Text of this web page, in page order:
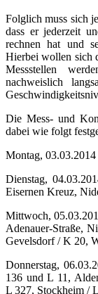
Folglich muss sich
dass er jederzeit
rechnen hat und
Hierbei wollen sich
Messstellen
nachweislich
Die Mess- und
dabei wie folgt
Montag,
Dienstag,
Eisernen Kreuz,
Mittwoch,
Adenauer-Straße,
Gevelsdorf / K 20,
Donnerstag,
136 und L 11,
L 327, Stockheim /